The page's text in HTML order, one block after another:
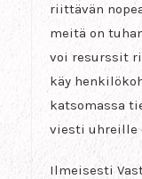
riittävän
meitä on
voi resurssit
käy
katsomassa
viesti uhreille
Ilmeisesti